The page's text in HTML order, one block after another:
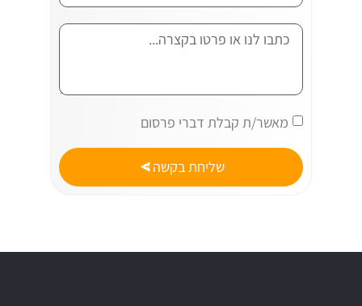
מאשר/ת קבלת דברי פרסום
שליחת בקשה